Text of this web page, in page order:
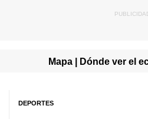
Mapa | Dónde ver el
DEPORTES